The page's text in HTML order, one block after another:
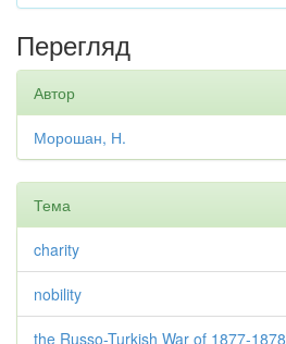
Перегляд
Автор
Морошан, Н.
Тема
charity
nobility
the Russo-Turkish War of 1877-1878